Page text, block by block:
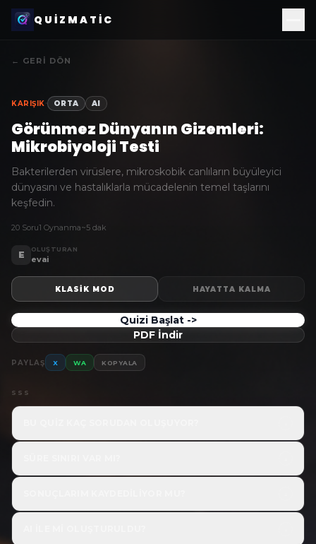
QUIZMATIC
← GERI DÖN
KARIŞIK· ORTA AI
Görünmez Dünyanın Gizemleri:
Mikrobiyoloji Testi
Bakterilerden virüslere, mikroskobik canlıların büyüleyici
dünyasını ve hastalıklarla mücadelenin temel taşlarını
keşfedin.
20 Soru1 Oynanma~5 dak
E OLUŞTURAN
evai
KLASIK MOD HAYATTA KALMA
Quizi Başlat ->
PDF İndir
PAYLAŞ X WA KOPYALA
SSS